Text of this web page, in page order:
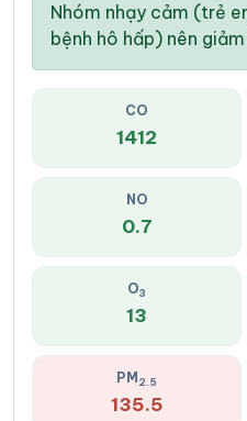
Nhóm nhạy cảm (trẻ
bệnh hô hấp) nên
CO
1412
NO
0.7
O3
13
PM 2.5
135.5